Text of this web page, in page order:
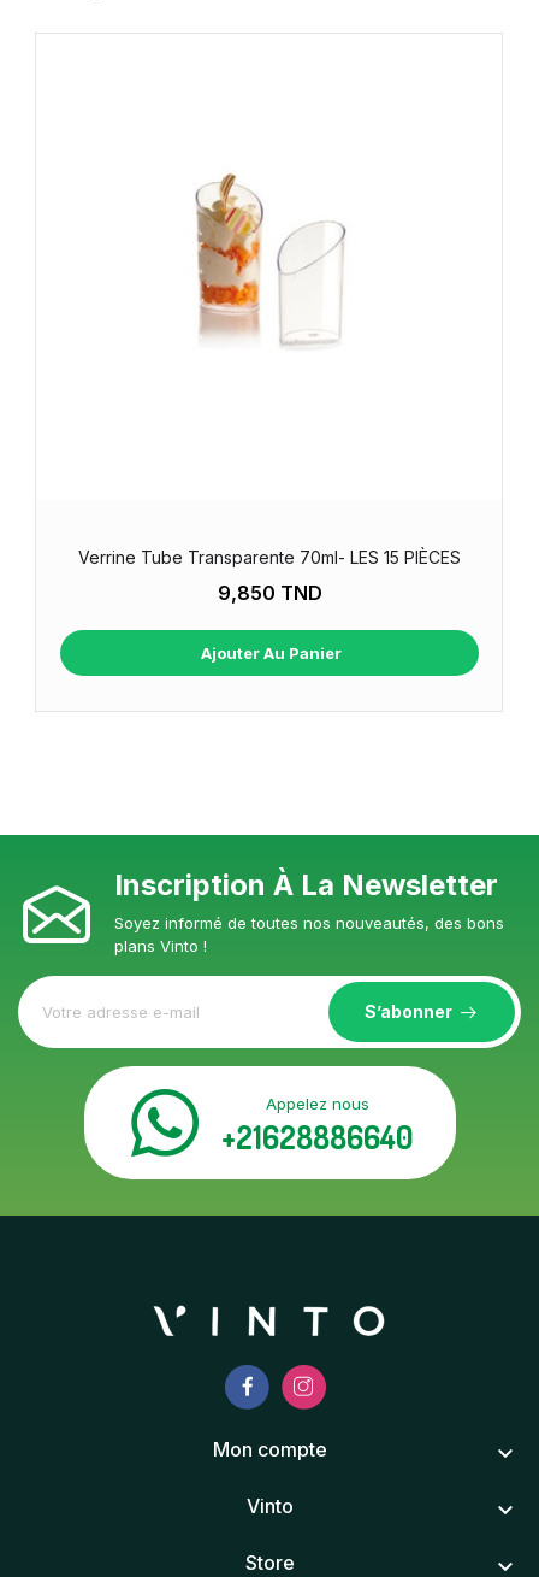
Verrine Tube Transparente 70ml- LES 15 PIÈCES
9,850 TND
Ajouter Au Panier
Inscription À La Newsletter
Soyez informé de toutes nos nouveautés, des bons
plans Vinto !
S’abonner
Appelez nous
+21628886640
Mon compte keyboard_arrow_down
Vinto keyboard_arrow_down
Store keyboard_arrow_down